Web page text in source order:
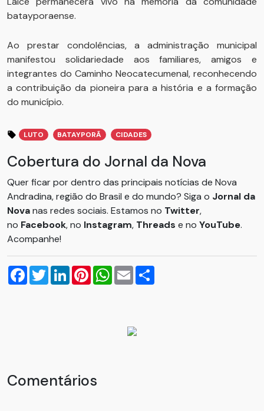
batayporaense.
Ao prestar condolências, a administração municipal
manifestou solidariedade aos familiares, amigos e
integrantes do Caminho Neocatecumenal, reconhecendo
a contribuição da pioneira para a história e a formação
do município.
LUTO BATAYPORÃ CIDADES
Cobertura do Jornal da Nova
Quer ficar por dentro das principais notícias de Nova
Andradina, região do Brasil e do mundo? Siga o Jornal da
Novanas redes sociais. Estamos no Twitter,
no Facebook, no Instagram, Threads e no YouTube.
Acompanhe!
Facebook
TwitterLinkedInPinterestWhatsApp
Email
Comentários